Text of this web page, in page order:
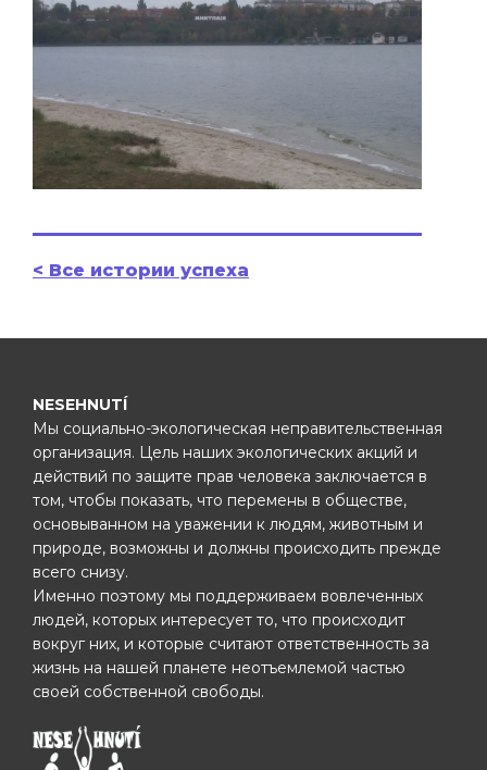
< Все истории успеха
NESEHNUTÍ
Мы социально-экологическая неправительственная
организация. Цель наших экологических акций и
действий по защите прав человека заключается в
том, чтобы показать, что перемены в обществе,
основыванном на уважении к людям, животным и
природе, возможны и должны происходить прежде
всего снизу.
Именно поэтому мы поддерживаем вовлеченных
людей, которых интересует то, что происходит
вокруг них, и которые считают ответственность за
жизнь на нашей планете неотъемлемой частью
своей собственной свободы.